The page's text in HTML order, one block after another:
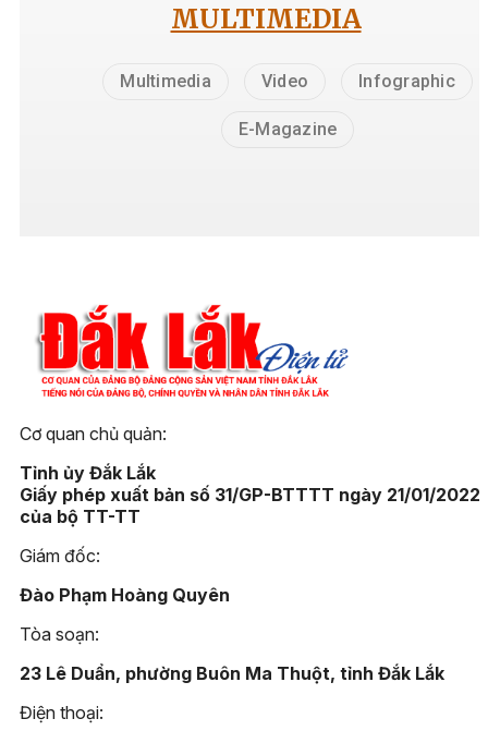
MULTIMEDIA
Multimedia Video Infographic
E-Magazine
Cơ quan chủ quản:
Tỉnh ủy Đắk Lắk
Giấy phép xuất bản số 31/GP-BTTTT ngày 21/01/2022
của bộ TT-TT
Giám đốc:
Đào Phạm Hoàng Quyên
Tòa soạn:
23 Lê Duẩn, phường Buôn Ma Thuột, tỉnh Đắk Lắk
Điện thoại: